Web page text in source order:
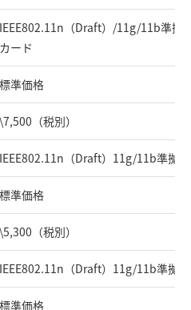
IEEE802.11n（Draft）/11g/11b準拠
カード
標準価格
\7,500（税別）
IEEE802.11n（Draft）11g/11b準拠
標準価格
\5,300（税別）
IEEE802.11n（Draft）11g/11b準拠
標準価格